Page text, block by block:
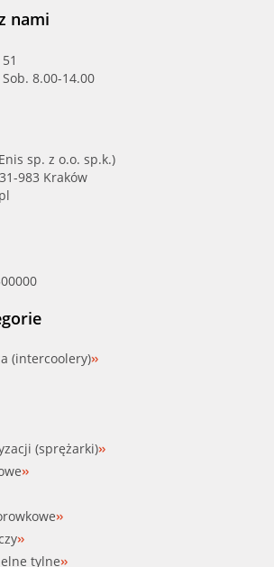
nami
8.00-14.00
sp. z o.o. sp.k.)
983 Kraków
(intercoolery)
(sprężarki)
tylne